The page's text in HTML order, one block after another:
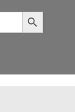
Search Button